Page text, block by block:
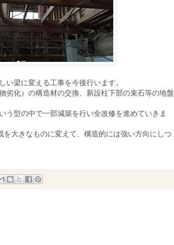
梁に変える工事を今後行います。
劣化）の構造材の交換、新設柱下部の束石等の地盤
う型の中で一部減築を行い全改修を進めていきま
大きなものに変えて、構造的には強い方向にしつ